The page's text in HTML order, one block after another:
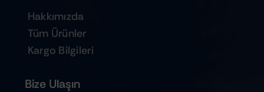
Hakkımızda
Tüm Ürünler
Kargo Bilgileri
Bize Ulaşın